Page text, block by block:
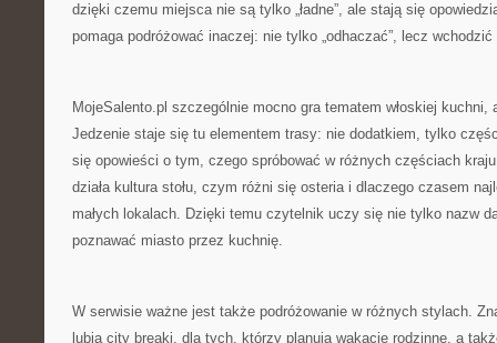
dzięki czemu miejsca nie są tylko „ładne”, ale stają się
pomaga podróżować inaczej: nie tylko „odhaczać”, lecz wchodzić
MojeSalento.pl szczególnie mocno gra tematem włoskiej
Jedzenie staje się tu elementem trasy: nie dodatkiem, tylko
się opowieści o tym, czego spróbować w różnych częściach
działa kultura stołu, czym różni się osteria i dlaczego czasem
małych lokalach. Dzięki temu czytelnik uczy się nie tylko nazw
poznawać miasto przez kuchnię.
W serwisie ważne jest także podróżowanie w różnych stylach.
lubią city breaki, dla tych, którzy planują wakacje rodzinne, a